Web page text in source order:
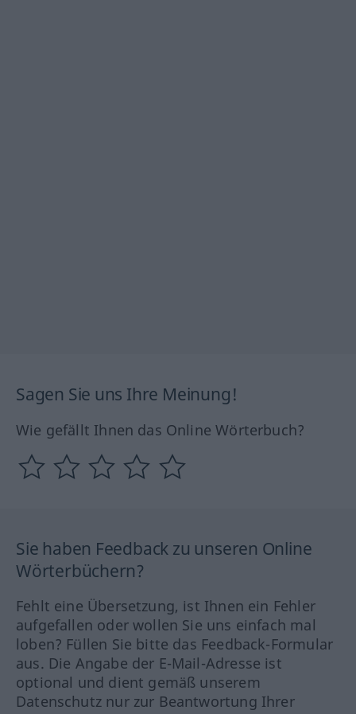
Sagen Sie uns Ihre Meinung!
Wie gefällt Ihnen das Online Wörterbuch?
Sie haben Feedback zu unseren Online
Wörterbüchern?
Fehlt eine Übersetzung, ist Ihnen ein Fehler
aufgefallen oder wollen Sie uns einfach mal
loben? Füllen Sie bitte das Feedback-Formular
aus. Die Angabe der E-Mail-Adresse ist
optional und dient gemäß unserem
Datenschutz nur zur Beantwortung Ihrer